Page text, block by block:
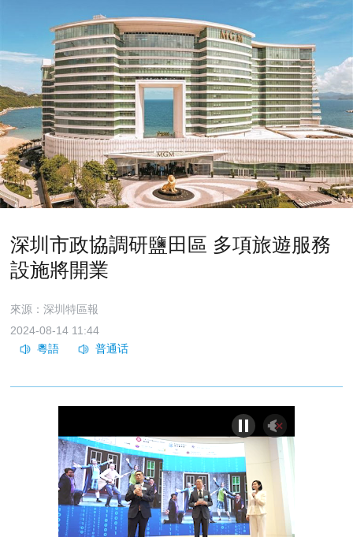
深圳市政協調研鹽田區 多項旅遊服務
設施將開業
來源：深圳特區報
2024-08-14 11:44